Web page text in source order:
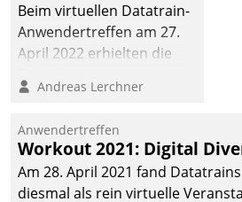
Beim virtuellen Datatrain-
Anwendertreffen am 27.
April 2022 erhielten die
Teilnehmer kurzweilige
Cloud-Strategien und -
Lösungen mit hohem
Zukunftspotenzial.
Andreas Lerchner
Anwendertreffen
Workout 2021: Digital
Am 28. April 2021 fand
diesmal als rein virtuelle